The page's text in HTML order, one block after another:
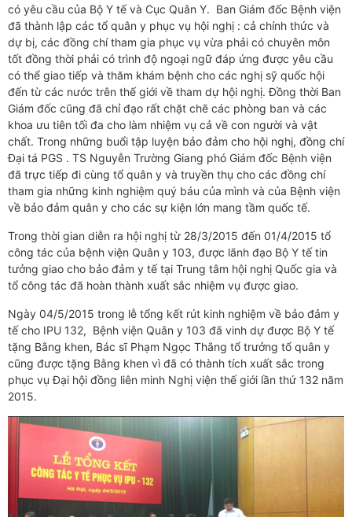
có yêu cầu của Bộ Y tế và Cục Quân Y. Ban Giám đốc Bệnh viện
đã thành lập các tổ quân y phục vụ hội nghị : cả chính thức và
dự bị, các đồng chí tham gia phục vụ vừa phải có chuyên môn
tốt đồng thời phải có trình độ ngoại ngữ đáp ứng được yêu cầu
có thể giao tiếp và thăm khám bệnh cho các nghị sỹ quốc hội
đến từ các nước trên thế giới về tham dự hội nghị. Đồng thời Ban
Giám đốc cũng đã chỉ đạo rất chặt chẽ các phòng ban và các
khoa ưu tiên tối đa cho làm nhiệm vụ cả về con người và vật
chất. Trong những buổi tập luyện bảo đảm cho hội nghị, đồng chí
Đại tá PGS . TS Nguyễn Trường Giang phó Giám đốc Bệnh viện
đã trực tiếp đi cùng tổ quân y và truyền thụ cho các đồng chí
tham gia những kinh nghiệm quý báu của mình và của Bệnh viện
về bảo đảm quân y cho các sự kiện lớn mang tầm quốc tế.
Trong thời gian diễn ra hội nghị từ 28/3/2015 đến 01/4/2015 tổ
công tác của bệnh viện Quân y 103, được lãnh đạo Bộ Y tế tin
tưởng giao cho bảo đảm y tế tại Trung tâm hội nghị Quốc gia và
tổ công tác đã hoàn thành xuất sắc nhiệm vụ được giao.
Ngày 04/5/2015 trong lễ tổng kết rút kinh nghiệm về bảo đảm y
tế cho IPU 132, Bệnh viện Quân y 103 đã vinh dự được Bộ Y tế
tặng Bằng khen, Bác sĩ Phạm Ngọc Thắng tổ trưởng tổ quân y
cũng được tặng Bằng khen vì đã có thành tích xuất sắc trong
phục vụ Đại hội đồng liên minh Nghị viện thế giới lần thứ 132 năm
2015.